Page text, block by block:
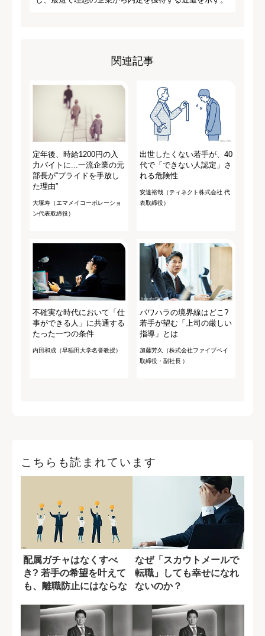
関連記事
定年後、時給1200円の入
力バイトに...一流企業の元
部長が“プライドを手放し
た理由”
大塚寿（エマメイコーポレーショ
ン代表取締役）
出世したくない若手が、40
代で「できない人認定」さ
れる危険性
安達裕哉（ティネクト株式会社 代
表取締役）
不確実な時代において「仕
事ができる人」に共通する
たった一つの条件
内田和成（早稲田大学名誉教授）
パワハラの境界線はどこ?
若手が望む「上司の厳しい
指導」とは
加藤芳久（株式会社ファイブベイ
取締役・副社長 ）
こちらも読まれています
配属ガチャはなくすべ
き? 若手の希望を叶えて
も、離職防止にはならな
なぜ「スカウトメールで
転職」しても幸せになれ
ないのか？